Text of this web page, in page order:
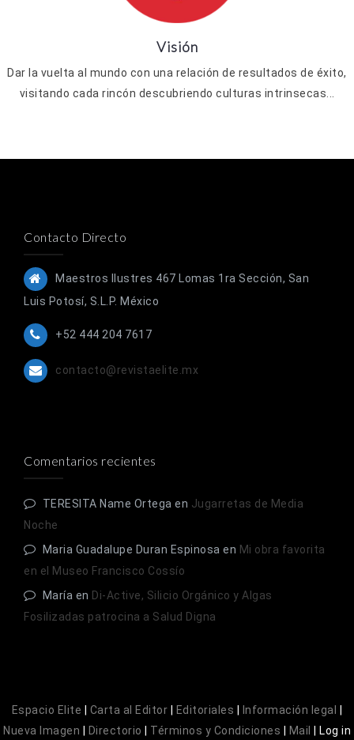
Visión
Dar la vuelta al mundo con una relación de resultados de éxito,
visitando cada rincón descubriendo culturas intrinsecas...
Contacto Directo
Maestros Ilustres 467 Lomas 1ra Sección, San
Luis Potosí, S.L.P. México
+52 444 204 7617
contacto@revistaelite.mx
Comentarios recientes
TERESITA Name Ortega en Jugarretas de Media
Noche
Maria Guadalupe Duran Espinosa en Mi obra favorita
en el Museo Francisco Cossío
María en Di-Active, Silicio Orgánico y Algas
Fosilizadas patrocina a Salud Digna
Espacio Elite Carta al Editor Editoriales Información legal
Nueva Imagen
Directorio Términos y Condiciones Mail Log in